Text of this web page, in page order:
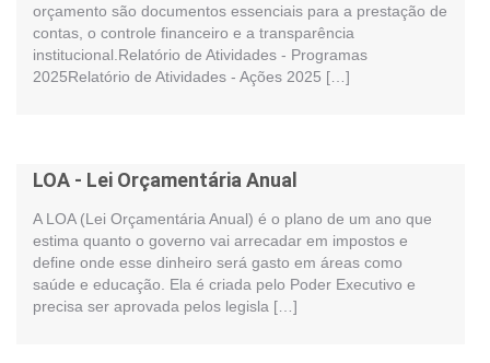
orçamento são documentos essenciais para a prestação de
contas, o controle financeiro e a transparência
institucional.Relatório de Atividades - Programas
2025Relatório de Atividades - Ações 2025 […]
LOA - Lei Orçamentária Anual
A LOA (Lei Orçamentária Anual) é o plano de um ano que
estima quanto o governo vai arrecadar em impostos e
define onde esse dinheiro será gasto em áreas como
saúde e educação. Ela é criada pelo Poder Executivo e
precisa ser aprovada pelos legisla […]